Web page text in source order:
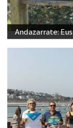
Andazarrate: